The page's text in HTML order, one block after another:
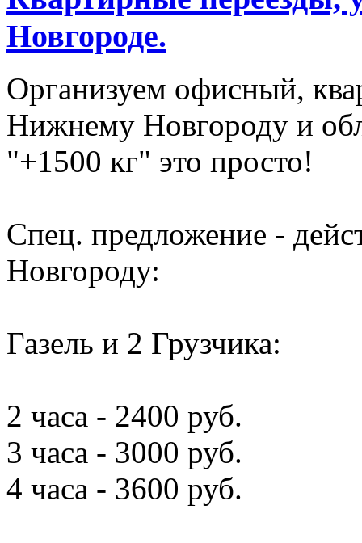
Новгороде.
Организуем офисный,
Нижнему Новгороду и
"+1500 кг" это просто!
Спец. предложение -
Новгороду:
Газель и 2 Грузчика:
2 часа - 2400 руб.
3 часа - 3000 руб.
4 часа - 3600 руб.